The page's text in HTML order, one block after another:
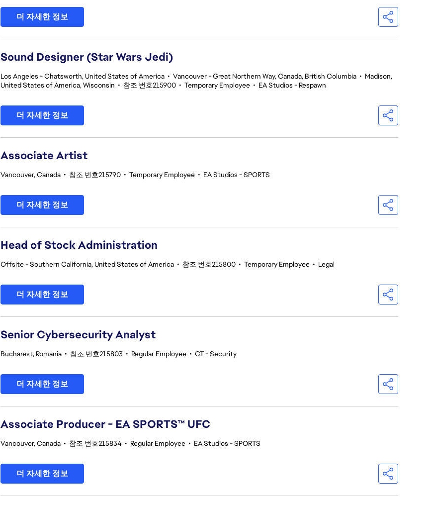
더 자세한 정보
Sound Designer (Star Wars Jedi)
Los Angeles - Chatsworth, United States of America • Vancouver - Great Northern Way, Canada, British Columbia • Madison,
United States of America, Wisconsin • 참조 번호215900 • Temporary Employee • EA Studios - Respawn
더 자세한 정보
Associate Artist
Vancouver, Canada • 참조 번호215790 • Temporary Employee • EA Studios - SPORTS
더 자세한 정보
Head of Stock Administration
Offsite - Southern California, United States of America • 참조 번호215800 • Temporary Employee • Legal
더 자세한 정보
Senior Cybersecurity Analyst
Bucharest, Romania • 참조 번호215803 • Regular Employee • CT - Security
더 자세한 정보
Associate Producer - EA SPORTS™ UFC
Vancouver, Canada • 참조 번호215834 • Regular Employee • EA Studios - SPORTS
더 자세한 정보